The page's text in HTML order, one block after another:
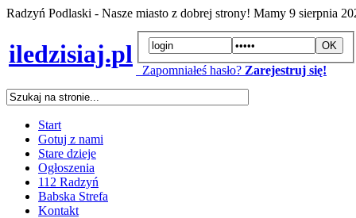
Radzyń Podlaski - Nasze miasto z dobrej strony! Mamy 9 sierpnia
iledzisiaj.pl
Zapomniałeś hasło? Zarejestruj się!
Start
Gotuj z nami
Stare dzieje
Ogłoszenia
112 Radzyń
Babska Strefa
Kontakt